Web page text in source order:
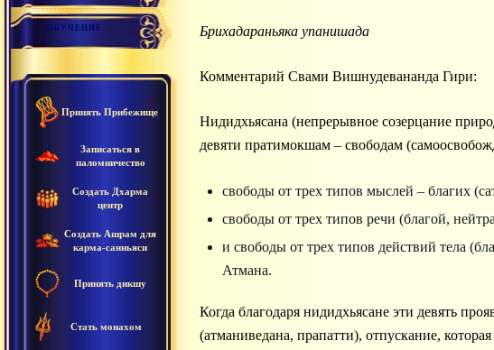
ОБУЧЕНИЕ
Принять Прибежище
Записаться в
паломничество
Создать Дхарма
центр
Создать Ашрам для
карма-санньяси
Принять дикшу
Стать монахом
Брихадараньяка упанишада
Комментарий Свами Вишнудевананда Гири:
Нидидхьясана (непрерывное созерцание
девяти пратимокшам – свободам
свободы от трех типов мыслей – благих
свободы от трех типов речи (благой,
и свободы от трех типов действий тела
Атмана.
Когда благодаря нидидхьясане эти девять
(атманиведана, прапатти), отпускание,